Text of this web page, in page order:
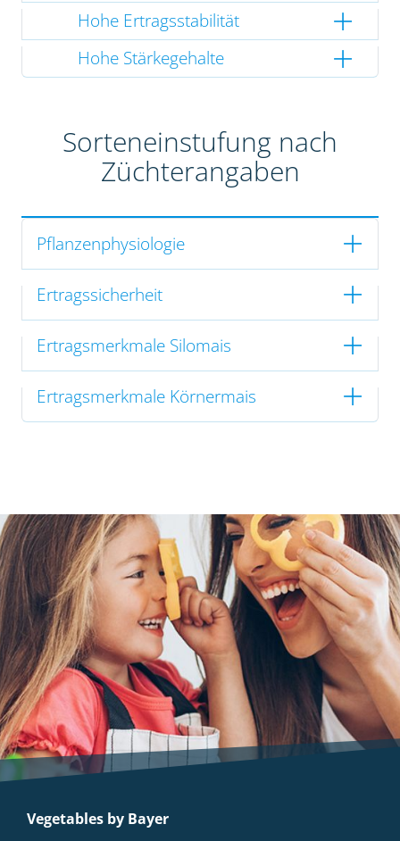
Hohe Ertragsstabilität
Hohe Stärkegehalte
Sorteneinstufung nach
Züchterangaben
Pflanzenphysiologie
Ertragssicherheit
Ertragsmerkmale Silomais
Ertragsmerkmale Körnermais
Vegetables by Bayer